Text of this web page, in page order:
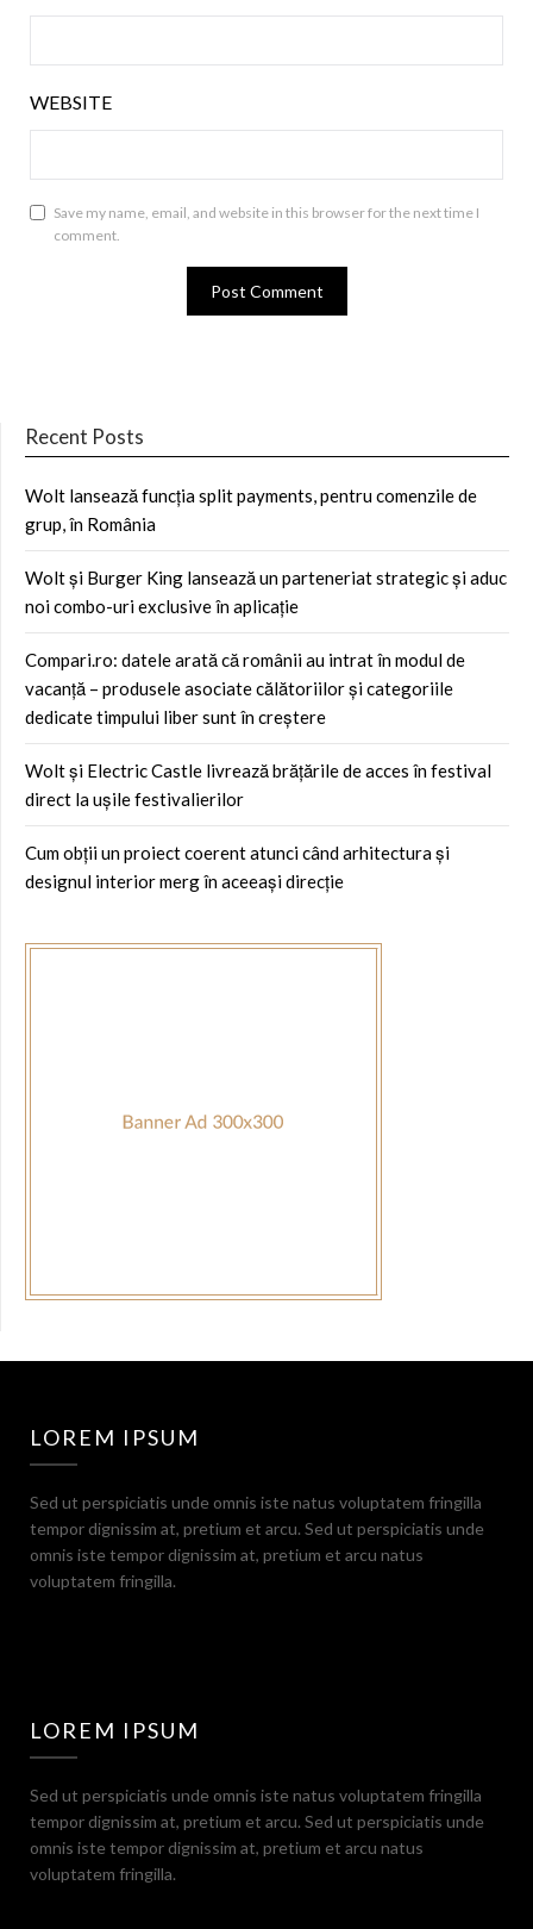
WEBSITE
Save my name, email, and website in this browser for the next time I
comment.
Recent Posts
Wolt lansează funcția split payments, pentru comenzile de
grup, în România
Wolt și Burger King lansează un parteneriat strategic și aduc
noi combo-uri exclusive în aplicație
Compari.ro: datele arată că românii au intrat în modul de
vacanță – produsele asociate călătoriilor și categoriile
dedicate timpului liber sunt în creștere
Wolt și Electric Castle livrează brățările de acces în festival
direct la ușile festivalierilor
Cum obții un proiect coerent atunci când arhitectura și
designul interior merg în aceeași direcție
LOREM IPSUM
Sed ut perspiciatis unde omnis iste natus voluptatem fringilla
tempor dignissim at, pretium et arcu. Sed ut perspiciatis unde
omnis iste tempor dignissim at, pretium et arcu natus
voluptatem fringilla.
LOREM IPSUM
Sed ut perspiciatis unde omnis iste natus voluptatem fringilla
tempor dignissim at, pretium et arcu. Sed ut perspiciatis unde
omnis iste tempor dignissim at, pretium et arcu natus
voluptatem fringilla.